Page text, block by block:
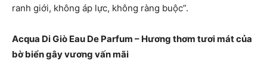
ranh giới, không áp lực, không ràng buộc”.
Acqua Di Giò Eau De Parfum – Hương thơm tươi mát của
bờ biển gây vương vấn mãi